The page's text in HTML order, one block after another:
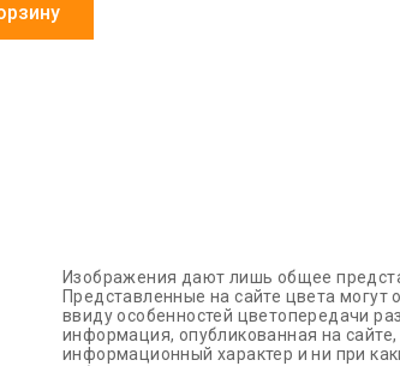
Изображения дают лишь общее
Представленные на сайте цвета могут
ввиду особенностей цветопередачи
информация, опубликованная на
информационный характер и ни при